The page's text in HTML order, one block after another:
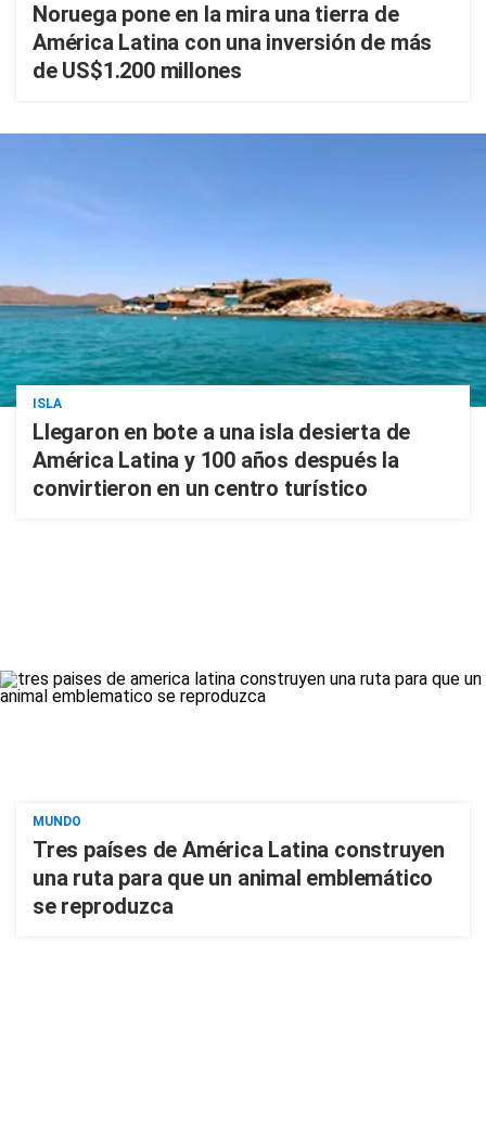
Noruega pone en la mira una tierra de
América Latina con una inversión de más
de US$1.200 millones
ISLA
Llegaron en bote a una isla desierta de
América Latina y 100 años después la
convirtieron en un centro turístico
MUNDO
Tres países de América Latina construyen
una ruta para que un animal emblemático
se reproduzca